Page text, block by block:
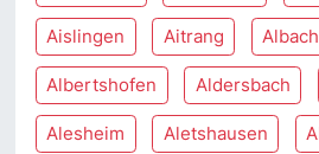
Aislingen Aitrang
Albertshofen Aldersbach
Alesheim Aletshausen